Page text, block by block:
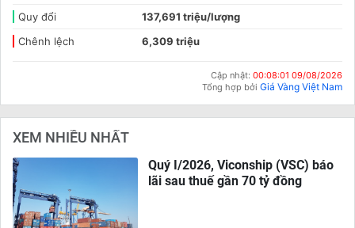
Quy đổi
137,691 triệu/lượng
Chênh lệch
6,309 triệu
Cập nhật: 00:08:01 09/08/2026
Tổng hợp bởi Giá Vàng Việt Nam
XEM NHIỀU NHẤT
Quý I/2026, Viconship (VSC) báo
lãi sau thuế gần 70 tỷ đồng